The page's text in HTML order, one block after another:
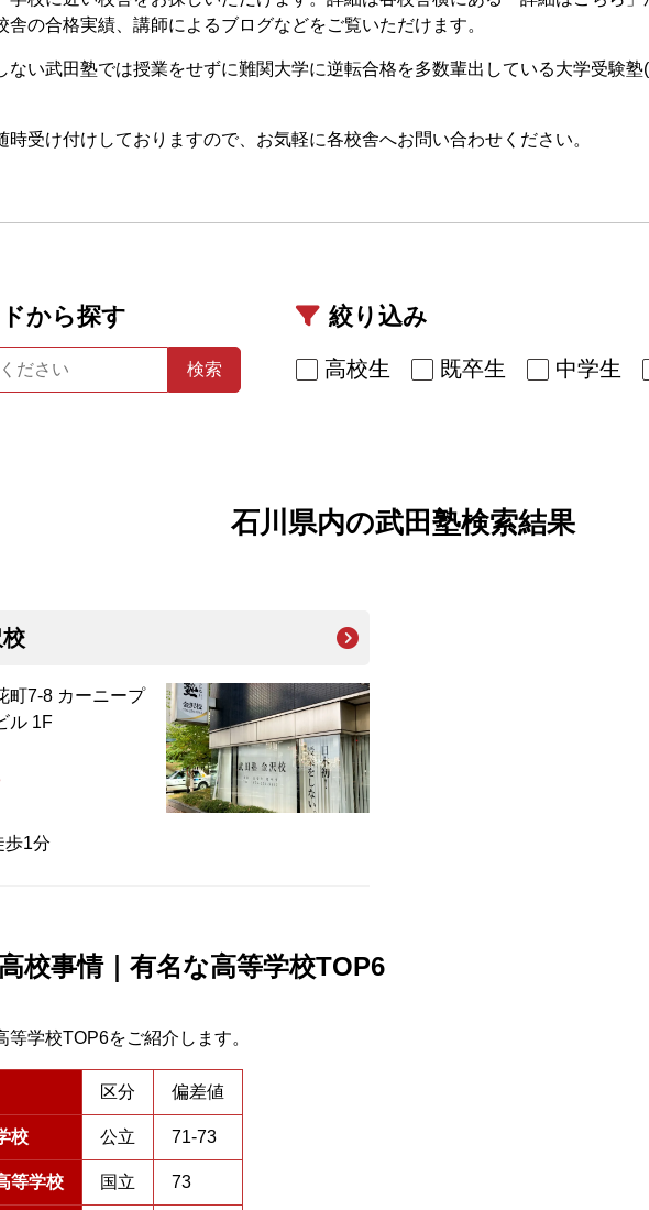
舎の合格実績、講師によるブログなどをご覧いただけます。
ない武田塾では授業をせずに難関大学に逆転合格を多数輩出している大学受験
時受け付けしておりますので、お気軽に各校舎へお問い合わせください。
から探す
検索
絞り込み
高校生 既卒生 中学生
石川県内の武田塾検索結果
町7-8 カーニープ
ル 1F
歩1分
校事情｜有名な高等学校TOP6
等学校TOP6をご紹介します。
区分 偏差値
校 公立 71-73
等学校 国立 73